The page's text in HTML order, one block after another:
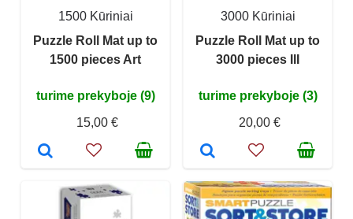
1500 Kūriniai
Puzzle Roll Mat up to
1500 pieces Art
turime prekyboje (9)
15,00 €
3000 Kūriniai
Puzzle Roll Mat up to
3000 pieces III
turime prekyboje (3)
20,00 €